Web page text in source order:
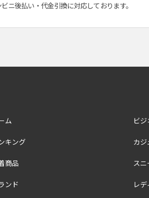
ニ後払い・代金引換に対応しております。
ム
キング
商品
ンド
ビ
カジ
ス
レ